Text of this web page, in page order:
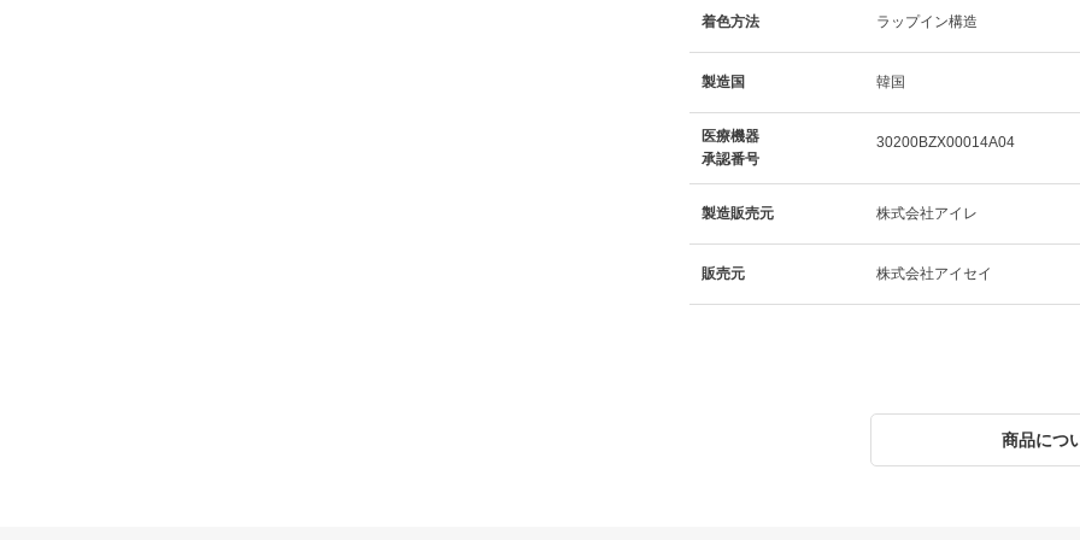
着色方法 ラップイン構造
製造国 韓国
医療機器
承認番号
30200BZX00014A04
製造販売元 株式会社アイレ
販売元 株式会社アイセイ
商品につ